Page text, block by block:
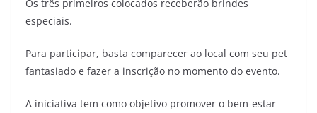
Os três primeiros colocados receberão brindes
especiais.
Para participar, basta comparecer ao local com seu pet
fantasiado e fazer a inscrição no momento do evento.
A iniciativa tem como objetivo promover o bem-estar